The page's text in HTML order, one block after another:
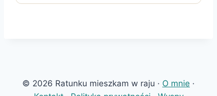
© 2026 Ratunku mieszkam w raju · O mnie ·